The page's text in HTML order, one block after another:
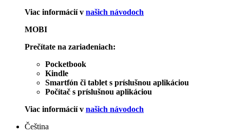
Viac informácií v našich návodoch
MOBI
Prečítate na zariadeniach:
Pocketbook
Kindle
Smartfón či tablet s príslušnou aplikáciou
Počítač s príslušnou aplikáciou
Viac informácií v našich návodoch
Čeština